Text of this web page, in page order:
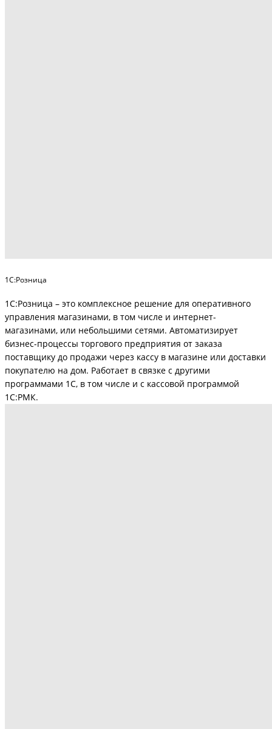
1C:Розница
1C:Розница – это комплексное решение для оперативного
управления магазинами, в том числе и интернет-
магазинами, или небольшими сетями. Автоматизирует
бизнес-процессы торгового предприятия от заказа
поставщику до продажи через кассу в магазине или доставки
покупателю на дом. Работает в связке с другими
программами 1С, в том числе и с кассовой программой
1С:РМК.